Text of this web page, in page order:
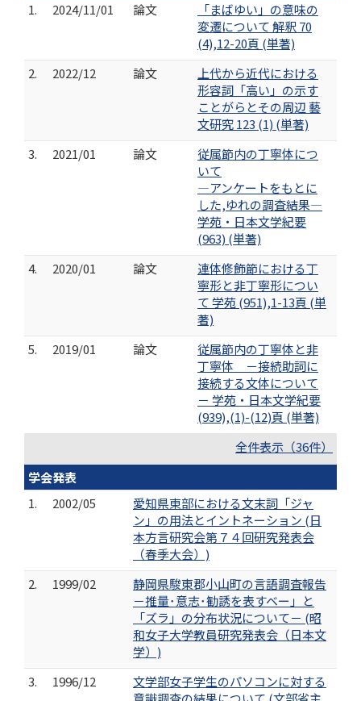
1.
2024/11/01 論文
「まばゆい」の意味の
変遷について 解釈 70
(4),12-20頁 (単著)
2.
2022/12 論文
上代から近代における
形容詞「高い」の示す
ことがらとその周辺 藝
文研究 123 (1) (単著)
3.
2021/01 論文
従属節内の丁寧体につ
いて
―アンケートをもとに
した,ゆれの調査結果―
学苑・日本文学紀要
(963) (単著)
4.
2020/01 論文
連体修飾節における丁
寧形と非丁寧形につい
て 学苑 (951),1-13頁 (単
著)
5.
2019/01 論文
従属節内の丁寧体と非
丁寧体 －接続助詞に
接続する文体について
－ 学苑・日本文学紀要
(939),(1)-(12)頁 (単著)
全件表示（36件）
学会発表
1.
2002/05
愛知県東部における文末詞「ジャ
ン」の用法とイントネーション (日
本方言研究会第７４回研究発表会
（春季大会）)
2.
1999/02
静岡県駿東郡小山町の言語調査報告
－推量･意志･勧誘を表すベー」と
「ズラ」の分布状況について－ (昭
和女子大学教員研究発表会（日本文
学）)
3.
1996/12
文学部女子学生のパソコンに対する